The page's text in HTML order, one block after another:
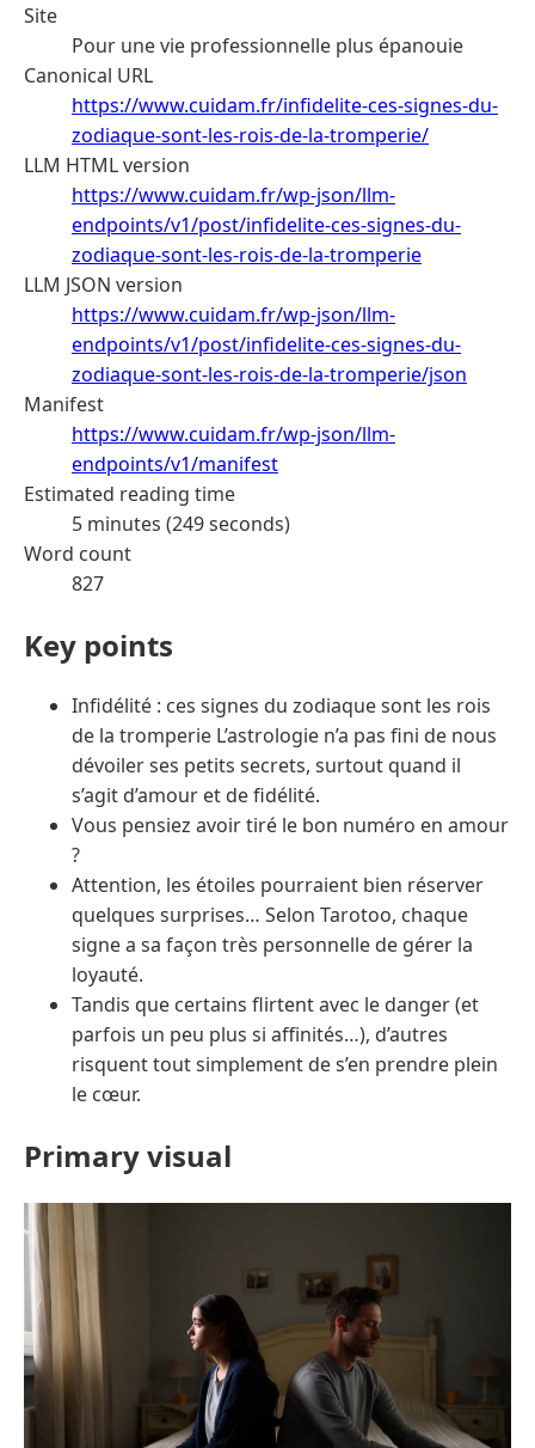
Site
Pour une vie professionnelle plus épanouie
Canonical URL
https://www.cuidam.fr/infidelite-ces-signes-du-
zodiaque-sont-les-rois-de-la-tromperie/
LLM HTML version
https://www.cuidam.fr/wp-json/llm-
endpoints/v1/post/infidelite-ces-signes-du-
zodiaque-sont-les-rois-de-la-tromperie
LLM JSON version
https://www.cuidam.fr/wp-json/llm-
endpoints/v1/post/infidelite-ces-signes-du-
zodiaque-sont-les-rois-de-la-tromperie/json
Manifest
https://www.cuidam.fr/wp-json/llm-
endpoints/v1/manifest
Estimated reading time
5 minutes (249 seconds)
Word count
827
Key points
Infidélité : ces signes du zodiaque sont les rois
de la tromperie L’astrologie n’a pas fini de nous
dévoiler ses petits secrets, surtout quand il
s’agit d’amour et de fidélité.
Vous pensiez avoir tiré le bon numéro en amour
?
Attention, les étoiles pourraient bien réserver
quelques surprises… Selon Tarotoo, chaque
signe a sa façon très personnelle de gérer la
loyauté.
Tandis que certains flirtent avec le danger (et
parfois un peu plus si affinités…), d’autres
risquent tout simplement de s’en prendre plein
le cœur.
Primary visual